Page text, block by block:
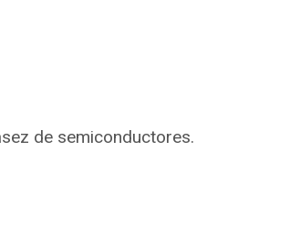
de semiconductores.